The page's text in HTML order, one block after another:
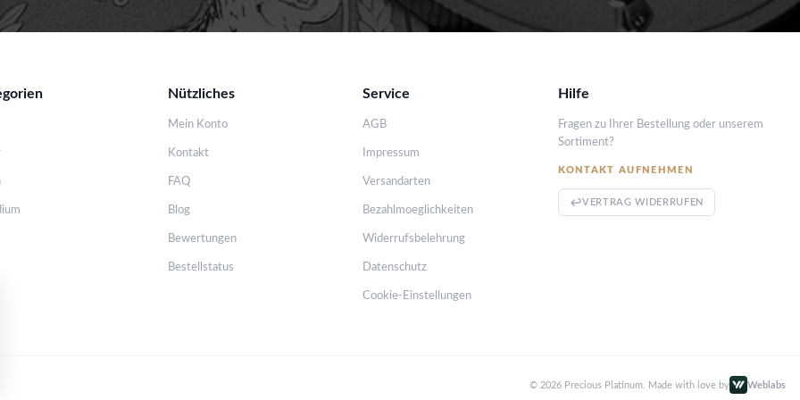
Nützliches
Mein Konto
Kontakt
FAQ
Blog
Bewertungen
Bestellstatus
Service
AGB
Impressum
Versandarten
Bezahlmoeglichkeiten
Widerrufsbelehrung
Datenschutz
Cookie-Einstellungen
Hilfe
Fragen zu Ihrer Bestellung oder unserem
Sortiment?
KONTAKT AUFNEHMEN
VERTRAG WIDERRUFEN
© 2026 Precious Platinum. Made with love by Weblabs